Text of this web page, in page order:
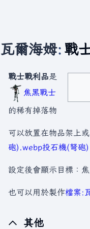
瓦爾海姆: 戰
戰士戰利品是
焦黑戰士
的稀有掉落物
可以放置在物品架上
砲).webp投石機(弩砲)
設定後會顯示目標：焦
也可以用於製作檔案:
其他